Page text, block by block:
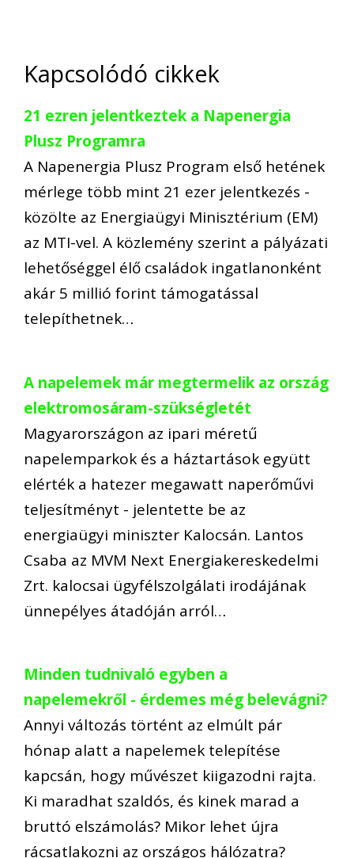
Kapcsolódó cikkek
21 ezren jelentkeztek a Napenergia
Plusz Programra
A Napenergia Plusz Program első hetének
mérlege több mint 21 ezer jelentkezés -
közölte az Energiaügyi Minisztérium (EM)
az MTI-vel. A közlemény szerint a pályázati
lehetőséggel élő családok ingatlanonként
akár 5 millió forint támogatással
telepíthetnek…
A napelemek már megtermelik az ország
elektromosáram-szükségletét
Magyarországon az ipari méretű
napelemparkok és a háztartások együtt
elérték a hatezer megawatt naperőművi
teljesítményt - jelentette be az
energiaügyi miniszter Kalocsán. Lantos
Csaba az MVM Next Energiakereskedelmi
Zrt. kalocsai ügyfélszolgálati irodájának
ünnepélyes átadóján arról…
Minden tudnivaló egyben a
napelemekről - érdemes még belevágni?
Annyi változás történt az elmúlt pár
hónap alatt a napelemek telepítése
kapcsán, hogy művészet kiigazodni rajta.
Ki maradhat szaldós, és kinek marad a
bruttó elszámolás? Mikor lehet újra
rácsatlakozni az országos hálózatra?